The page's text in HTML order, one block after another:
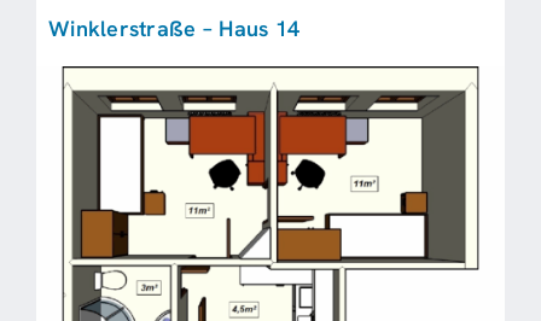
Winklerstraße – Haus 14